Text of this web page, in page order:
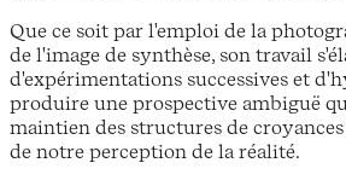
Que ce soit par l'emploi de la
de l'image de synthèse, son travail
d'expérimentations successives et
produire une prospective ambiguë
maintien des structures de
de notre perception de la réalité.